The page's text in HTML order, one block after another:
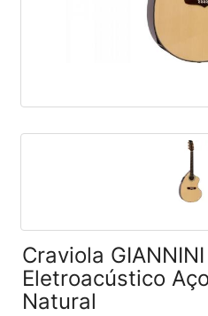
Craviola
Eletroacústico
Natural